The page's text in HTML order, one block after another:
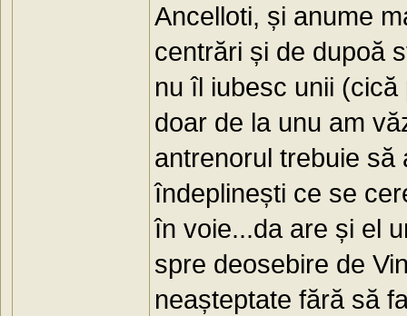
Ancelloti, și anume
centrări și de dupoă
nu îl iubesc unii
doar de la unu am
antrenorul trebuie
îndeplinești ce se
în voie...da are și el
spre deosebire de
neașteptate fără să